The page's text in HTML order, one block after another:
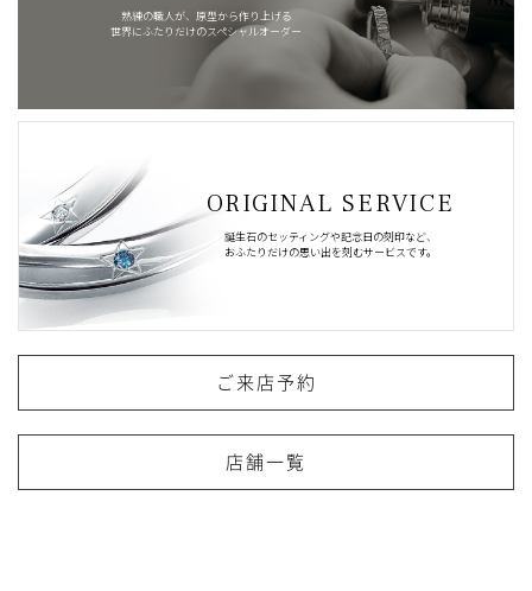
熟練の職人が、原型から作り上げる
世界にふたりだけのスペシャルオーダー
ORIGINAL SERVICE
誕生石のセッティングや記念日の刻印など、
おふたりだけの思い出を刻むサービスです。
ご来店予約
店舗一覧